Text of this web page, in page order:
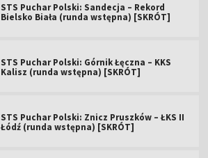
STS Puchar Polski: Sandecja – Rekord
Bielsko Biała (runda wstępna) [SKRÓT]
STS Puchar Polski: Górnik Łęczna – KKS
Kalisz (runda wstępna) [SKRÓT]
STS Puchar Polski: Znicz Pruszków – ŁKS II
Łódź (runda wstępna) [SKRÓT]